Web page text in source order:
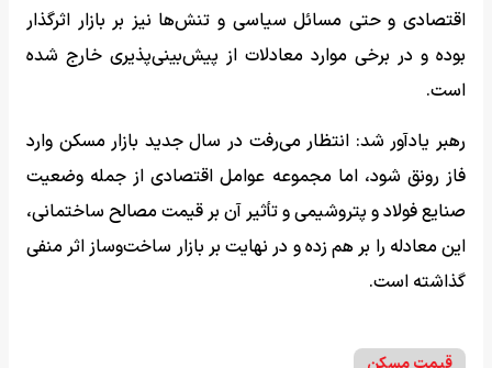
اقتصادی و حتی مسائل سیاسی و تنش‌ها نیز بر بازار اثرگذار
بوده و در برخی موارد معادلات از پیش‌بینی‌پذیری خارج شده
است.
رهبر یادآور شد: انتظار می‌رفت در سال جدید بازار مسکن وارد
فاز رونق شود، اما مجموعه عوامل اقتصادی از جمله وضعیت
صنایع فولاد و پتروشیمی و تأثیر آن بر قیمت مصالح ساختمانی،
این معادله را بر هم زده و در نهایت بر بازار ساخت‌وساز اثر منفی
گذاشته است.